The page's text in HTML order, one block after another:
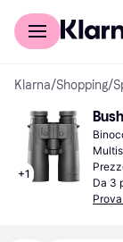
Per il tuo shopping
Klarna/Shopping/
+1
Da 3